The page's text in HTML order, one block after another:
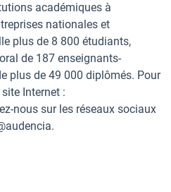
académiques à
nationales et
plus de 8 800 étudiants,
de 187 enseignants-
plus de 49 000 diplômés. Pour
Internet :
nous sur les réseaux sociaux